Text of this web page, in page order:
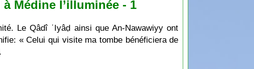
Médine l’illuminée - 1